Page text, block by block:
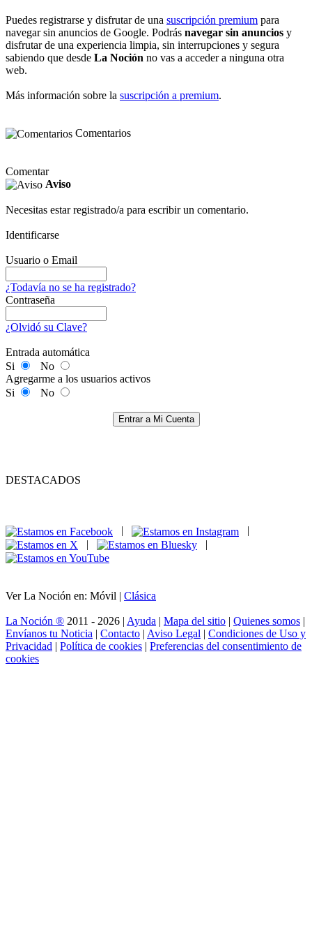
Puedes registrarse y disfrutar de una suscripción premium para
navegar sin anuncios de Google. Podrás navegar sin anuncios y
disfrutar de una experiencia limpia, sin interrupciones y segura
sabiendo que desde La Noción no vas a acceder a ninguna otra
web.
Más información sobre la suscripción a premium.
Comentarios
Comentar
Aviso
Necesitas estar registrado/a para escribir un comentario.
Identificarse
Usuario o Email
¿Todavía no se ha registrado?
Contraseña
¿Olvidó su Clave?
Entrada automática
Si
No
Agregarme a los usuarios activos
Si
No
Entrar a Mi Cuenta
DESTACADOS
|
|
Ver La Noción en: Móvil | Clásica
La Noción ® 2011 - 2026 | Ayuda | Mapa del sitio | Quienes somos |
Envíanos tu Noticia | Contacto | Aviso Legal | Condiciones de Uso y
Privacidad | Política de cookies | Preferencias del consentimiento de
cookies